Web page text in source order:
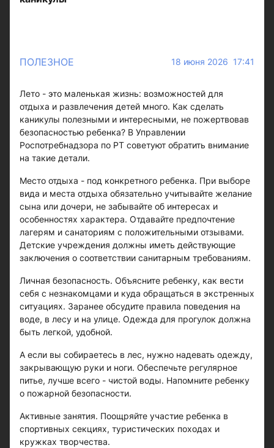
ПОЛЕЗНОЕ 18 июня 2026 17:41
Лето - это маленькая жизнь: возможностей для
отдыха и развлечения детей много. Как сделать
каникулы полезными и интересными, не пожертвовав
безопасностью ребенка? В Управлении
Роспотребнадзора по РТ советуют обратить внимание
на такие детали.
Место отдыха - под конкретного ребенка. При выборе
вида и места отдыха обязательно учитывайте желание
сына или дочери, не забывайте об интересах и
особенностях характера. Отдавайте предпочтение
лагерям и санаториям с положительными отзывами.
Детские учреждения должны иметь действующие
заключения о соответствии санитарным требованиям.
Личная безопасность. Объясните ребенку, как вести
себя с незнакомцами и куда обращаться в экстренных
ситуациях. Заранее обсудите правила поведения на
воде, в лесу и на улице. Одежда для прогулок должна
быть легкой, удобной.
А если вы собираетесь в лес, нужно надевать одежду,
закрывающую руки и ноги. Обеспечьте регулярное
питье, лучше всего - чистой воды. Напомните ребенку
о пожарной безопасности.
Активные занятия. Поощряйте участие ребенка в
спортивных секциях, туристических походах и
кружках творчества.